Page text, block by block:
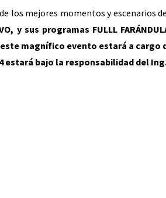
los mejores momentos y escenarios
y sus programas FULLL
magnífico evento estará a cargo
estará bajo la responsabilidad del